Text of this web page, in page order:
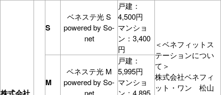
S
ベネステ光 S
powered by So-
net
戸建：
4,500円
マンショ
ン：3,400
円
＜ベネフィットス
テーションについ
て＞
株式会社ベネフィ
ット・ワン 松山
M
ベネステ光 M
powered by So-
net
戸建：
5,995円
マンショ
ン：4,895